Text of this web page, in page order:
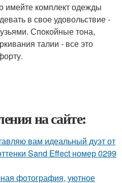
имейте комплект одежды
в свое удовольствие -
Спокойные тона,
талии - все это
на сайте:
вам идеальный дуэт от
Sand Effect номер 0299
фотография, уютное